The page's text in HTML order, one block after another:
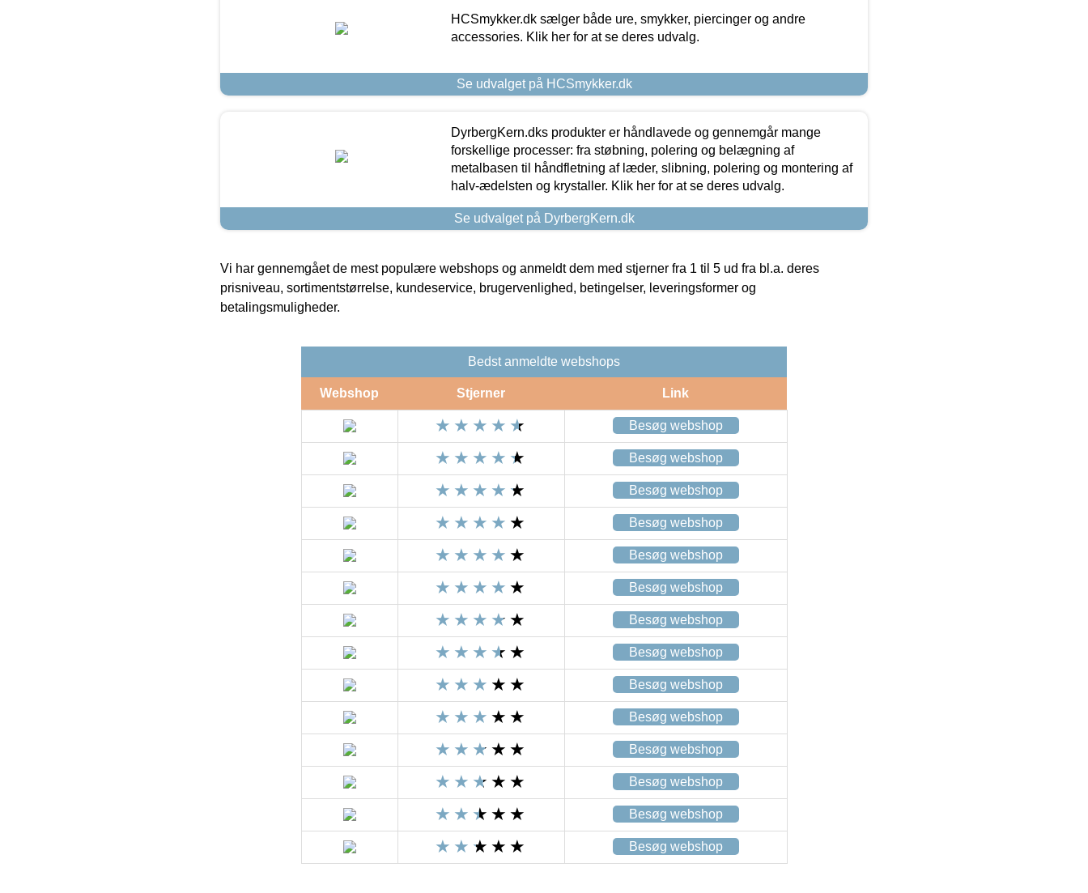
HCSmykker.dk sælger både ure, smykker, piercinger og andre
accessories. Klik her for at se deres udvalg.
Se udvalget på HCSmykker.dk
DyrbergKern.dks produkter er håndlavede og gennemgår mange
forskellige processer: fra støbning, polering og belægning af
metalbasen til håndfletning af læder, slibning, polering og montering af
halv-ædelsten og krystaller. Klik her for at se deres udvalg.
Se udvalget på DyrbergKern.dk
Vi har gennemgået de mest populære webshops og anmeldt dem med stjerner fra 1 til 5 ud fra bl.a. deres
prisniveau, sortimentstørrelse, kundeservice, brugervenlighed, betingelser, leveringsformer og
betalingsmuligheder.
Bedst anmeldte webshops
Webshop Stjerner Link
Besøg webshop
Besøg webshop
Besøg webshop
Besøg webshop
Besøg webshop
Besøg webshop
Besøg webshop
Besøg webshop
Besøg webshop
Besøg webshop
Besøg webshop
Besøg webshop
Besøg webshop
Besøg webshop